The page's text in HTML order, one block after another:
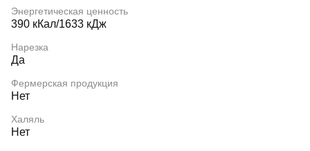
Энергетическая ценность
390 кКал/1633 кДж
Нарезка
Да
Фермерская продукция
Нет
Халяль
Нет